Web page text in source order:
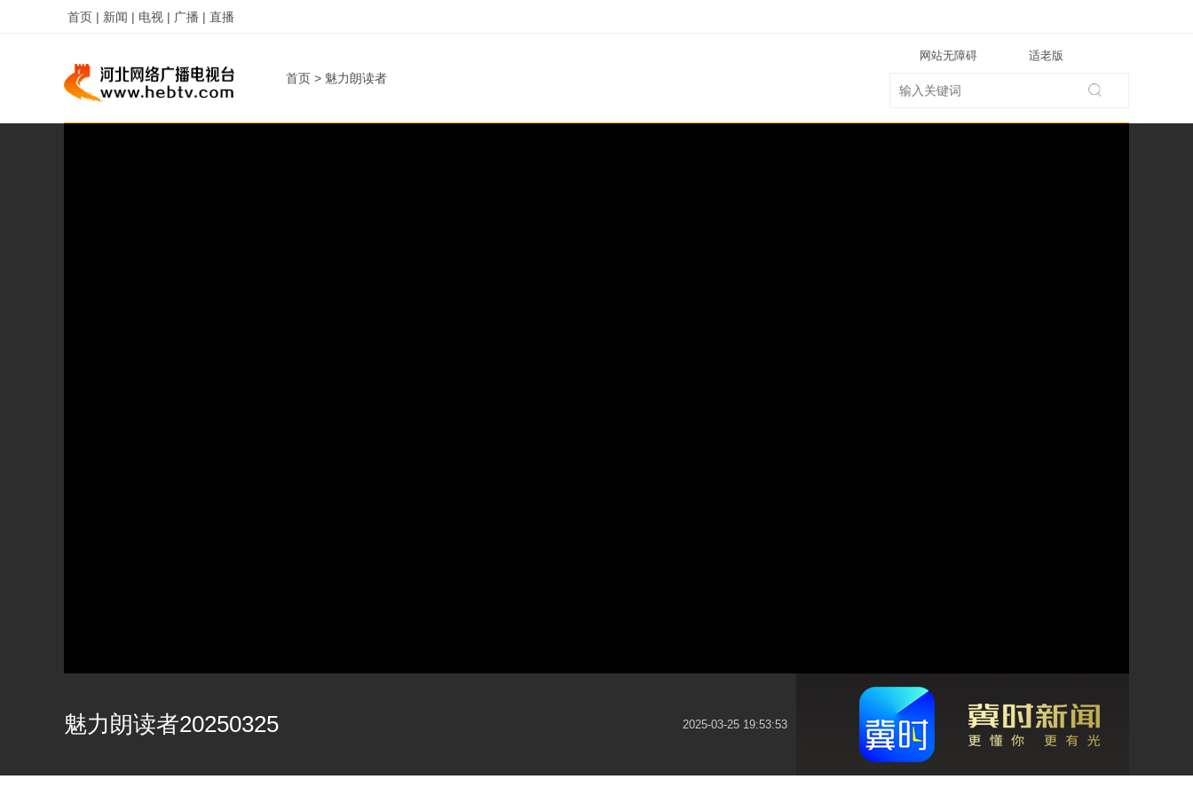
首页 | 新闻 | 电视 | 广播 | 直播
首页 > 魅力朗读者
网站无障碍 适老版
魅力朗读者20250325 2025-03-25 19:53:53